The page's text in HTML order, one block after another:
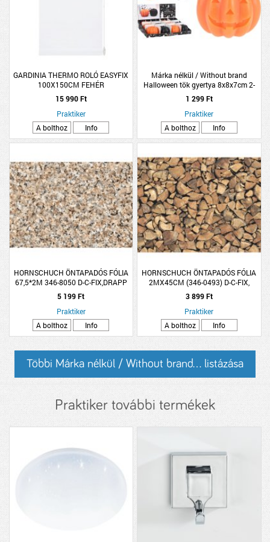
GARDINIA THERMO ROLÓ EASYFIX
100X150CM FEHÉR
15 990 Ft
Praktiker
A bolthoz
Info
Márka nélkül / Without brand
Halloween tök gyertya 8x8x7cm 2-
féle színben
1 299 Ft
Praktiker
A bolthoz
Info
HORNSCHUCH ÖNTAPADÓS FÓLIA
67,5*2M 346-8050 D-C-FIX,DRAPP
GRÁNIT (R:117219)
5 199 Ft
Praktiker
A bolthoz
Info
HORNSCHUCH ÖNTAPADÓS FÓLIA
2MX45CM (346-0493) D-C-FIX,
TÜZIFA MINTA
3 899 Ft
Praktiker
A bolthoz
Info
Többi Márka nélkül / Without brand... listázása
Praktiker további termékek